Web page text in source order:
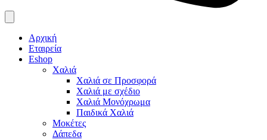
Αρχική
Εταιρεία
Eshop
Χαλιά
Χαλιά σε Προσφορά
Χαλιά με σχέδιο
Χαλιά Μονόχρωμα
Παιδικά Χαλιά
Μοκέτες
Δάπεδα